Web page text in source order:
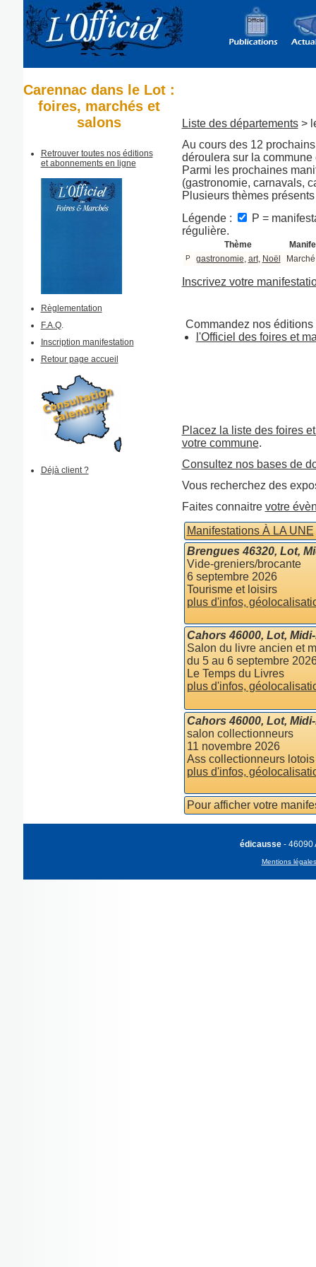
Carennac dans le Lot :
foires, marchés et
salons
Retrouver toutes nos éditions
et abonnements en ligne
Règlementation
F.A.Q.
Inscription manifestation
Retour page accueil
Déjà client ?
Liste des départements>
Au cours des 12
déroulera sur la
Parmi les prochaines
(gastronomie, carnavals,
Plusieurs thèmes
Légende :
P =
régulière.
Thème
P gastronomie, art, Noël
Inscrivez votre
Commandez nos éditions
l'Officiel des foires et
Placez la liste des foires
votre commune.
Consultez nos bases de
Vous recherchez des
Faites connaitre votre
Manifestations À LA UNE
Brengues 46320, Lot,
Vide-greniers/brocante
6 septembre 2026
Tourisme et loisirs
plus d'infos,
Cahors 46000, Lot,
Salon du livre ancien et
du 5 au 6 septembre
Le Temps du Livres
plus d'infos,
Cahors 46000, Lot,
salon collectionneurs
11 novembre 2026
Ass collectionneurs lotois
plus d'infos,
Pour afficher votre
édicausse - 46090
Mentions légales